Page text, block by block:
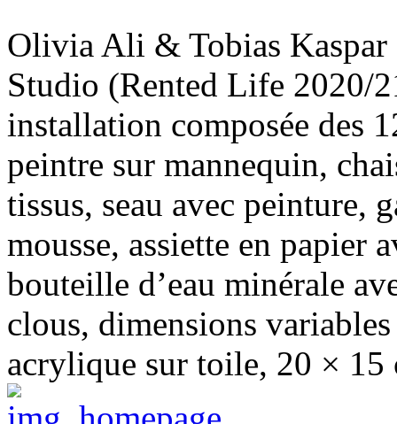
Olivia Ali & Tobias Kaspar
Studio (Rented Life 2020/
installation composée des
peintre sur mannequin,
tissus, seau avec peinture,
mousse, assiette en papier
bouteille d’eau minérale
clous, dimensions
acrylique sur toile, 20 × 15